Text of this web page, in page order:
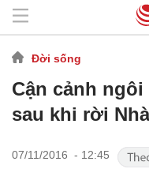
Đời sống
Cận cảnh
sau khi rời
07/11/2016 - 12:45